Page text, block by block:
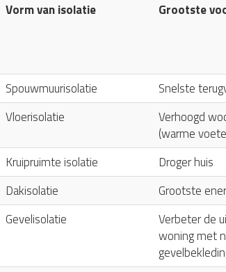
Vorm van isolatie Grootste
Spouwmuurisolatie Snelste
Vloerisolatie
Verhoogd
(warme
Kruipruimte isolatie Droger huis
Dakisolatie
Grootste
Gevelisolatie
Verbeter de
woning met